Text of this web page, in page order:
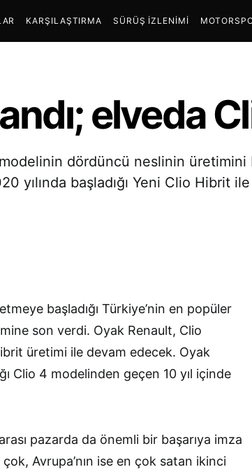
KARŞILAŞTIRMA SÜRÜŞ İZLENIMI
elveda
modelinin dördüncü neslinin
yılında başladığı Yeni Clio Hibrit
başladığı Türkiye’nin en popüler
son verdi. Oyak Renault, Clio
üretimi ile devam edecek. Oyak
Clio 4 modelinden geçen 10 yıl içinde
pazarda da önemli bir başarıya imza
çok, Avrupa’nın ise en çok satan ikinci